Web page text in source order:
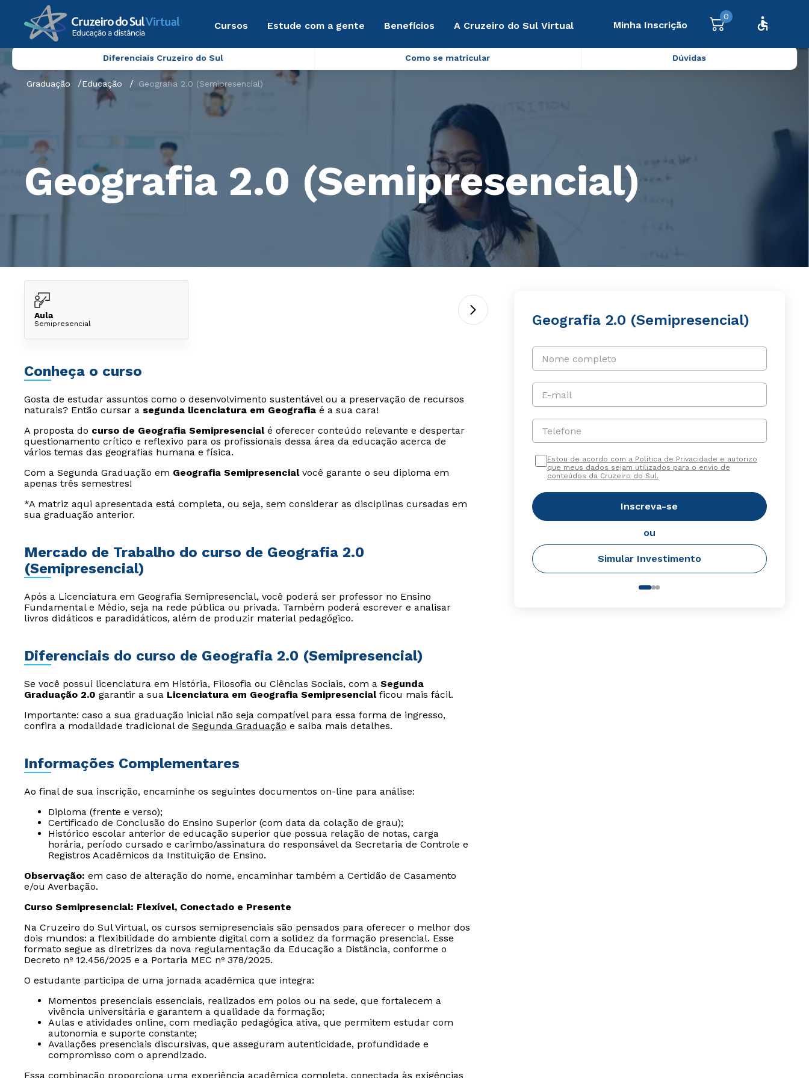
Cursos Estude com a gente Benefícios A Cruzeiro do Sul Virtual Minha Inscrição
0
Diferenciais Cruzeiro do Sul Como se matricular Dúvidas
Graduação Educação Geografia 2.0 (Semipresencial)
Geografia 2.0 (Semipresencial)
Aula
Semipresencial
Conheça o curso
Gosta de estudar assuntos como o desenvolvimento sustentável ou a preservação de recursos
naturais? Então cursar a segunda licenciatura em Geografia é a sua cara!
A proposta do curso de Geografia Semipresencialé oferecer conteúdo relevante e despertar
questionamento crítico e reflexivo para os profissionais dessa área da educação acerca de
vários temas das geografias humana e física.
Com a Segunda Graduação em Geografia Semipresencialvocê garante o seu diploma em
apenas três semestres!
*A matriz aqui apresentada está completa, ou seja, sem considerar as disciplinas cursadas em
sua graduação anterior.
Mercado de Trabalho do curso de Geografia 2.0
(Semipresencial)
Após a Licenciatura em Geografia Semipresencial, você poderá ser professor no Ensino
Fundamental e Médio, seja na rede pública ou privada. Também poderá escrever e analisar
livros didáticos e paradidáticos, além de produzir material pedagógico.
Diferenciais do curso de Geografia 2.0 (Semipresencial)
Se você possui licenciatura em História, Filosofia ou Ciências Sociais, com a Segunda
Graduação 2.0 garantir a sua Licenciatura em Geografia Semipresencialficou mais fácil.
Importante: caso a sua graduação inicial não seja compatível para essa forma de ingresso,
confira a modalidade tradicional de Segunda Graduação e saiba mais detalhes.
Informações Complementares
Ao final de sua inscrição, encaminhe os seguintes documentos on-line para análise:
Diploma (frente e verso);
Certificado de Conclusão do Ensino Superior (com data da colação de grau);
Histórico escolar anterior de educação superior que possua relação de notas, carga
horária, período cursado e carimbo/assinatura do responsável da Secretaria de Controle e
Registros Acadêmicos da Instituição de Ensino.
Observação: em caso de alteração do nome, encaminhar também a Certidão de Casamento
e/ou Averbação.
Curso Semipresencial: Flexível, Conectado e Presente
Na Cruzeiro do Sul Virtual, os cursos semipresenciais são pensados para oferecer o melhor dos
dois mundos: a flexibilidade do ambiente digital com a solidez da formação presencial. Esse
formato segue as diretrizes da nova regulamentação da Educação a Distância, conforme o
Decreto nº 12.456/2025 e a Portaria MEC nº 378/2025.
O estudante participa de uma jornada acadêmica que integra:
Momentos presenciais essenciais, realizados em polos ou na sede, que fortalecem a
vivência universitária e garantem a qualidade da formação;
Aulas e atividades online, com mediação pedagógica ativa, que permitem estudar com
autonomia e suporte constante;
Avaliações presenciais discursivas, que asseguram autenticidade, profundidade e
compromisso com o aprendizado.
Essa combinação proporciona uma experiência acadêmica completa, conectada às exigências
Geografia 2.0 (Semipresencial)
Nome completo
E-mail
Telefone
Estou de acordo com a Política de Privacidade e autorizo
que meus dados sejam utilizados para o envio de
conteúdos da Cruzeiro do Sul.
Inscreva-se
ou
Simular Investimento